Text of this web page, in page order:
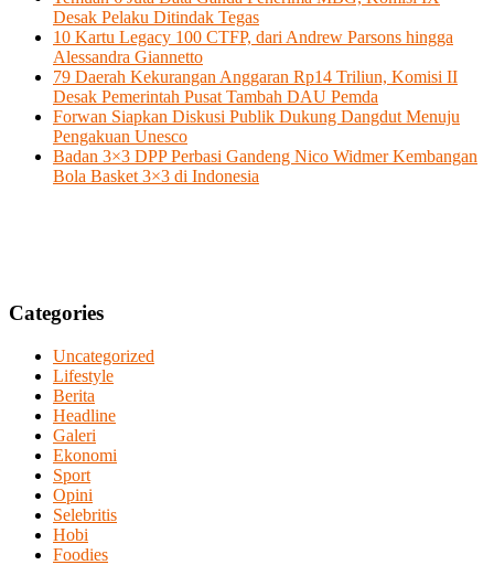
Desak Pelaku Ditindak Tegas
10 Kartu Legacy 100 CTFP, dari Andrew Parsons hingga
Alessandra Giannetto
79 Daerah Kekurangan Anggaran Rp14 Triliun, Komisi II
Desak Pemerintah Pusat Tambah DAU Pemda
Forwan Siapkan Diskusi Publik Dukung Dangdut Menuju
Pengakuan Unesco
Badan 3×3 DPP Perbasi Gandeng Nico Widmer Kembangan
Bola Basket 3×3 di Indonesia
Categories
Uncategorized
Lifestyle
Berita
Headline
Galeri
Ekonomi
Sport
Opini
Selebritis
Hobi
Foodies